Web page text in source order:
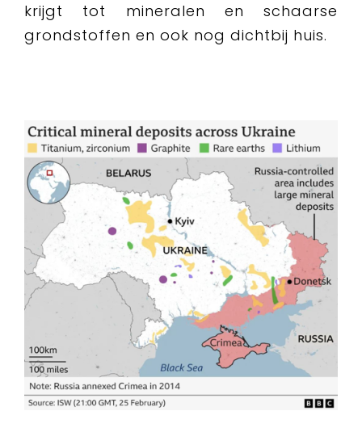
krijgt tot mineralen en schaarse
grondstoffen en ook nog dichtbij huis.